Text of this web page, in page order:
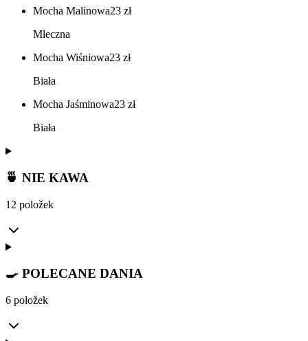
Mocha Malinowa23 zł
Mleczna
Mocha Wiśniowa23 zł
Biała
Mocha Jaśminowa23 zł
Biała
🍵 NIE KAWA
12 položek
🍳 POLECANE DANIA
6 položek